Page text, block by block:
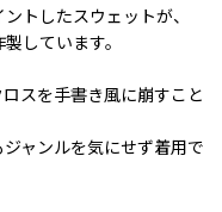
トしたスウェットが、
しています。
スを手書き風に崩すこと
ャンルを気にせず着用で